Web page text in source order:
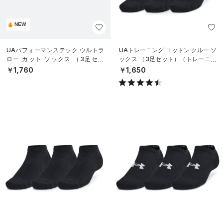
NEW
UAパフォーマンステック ウルトラ
ロー カット ソックス （3足セッ
ト）（トレーニング/UNISEX）
￥1,760
UAトレーニング コットン クルー ソ
ックス （3足セット）（トレーニン
グ/UNISEX）
￥1,650